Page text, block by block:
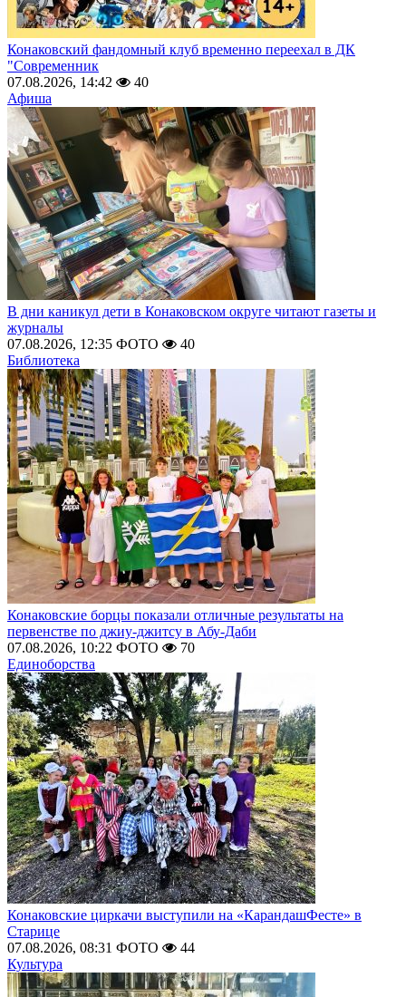
Конаковский фандомный клуб временно переехал в ДК
"Современник
07.08.2026, 14:42
40
Афиша
В дни каникул дети в Конаковском округе читают газеты и
журналы
07.08.2026, 12:35 ФОТО
40
Библиотека
Конаковские борцы показали отличные результаты на
первенстве по джиу-джитсу в Абу-Даби
07.08.2026, 10:22 ФОТО
70
Единоборства
Конаковские циркачи выступили на «КарандашФесте» в
Старице
07.08.2026, 08:31 ФОТО
44
Культура